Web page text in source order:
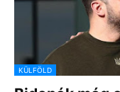
KÜLFÖLD